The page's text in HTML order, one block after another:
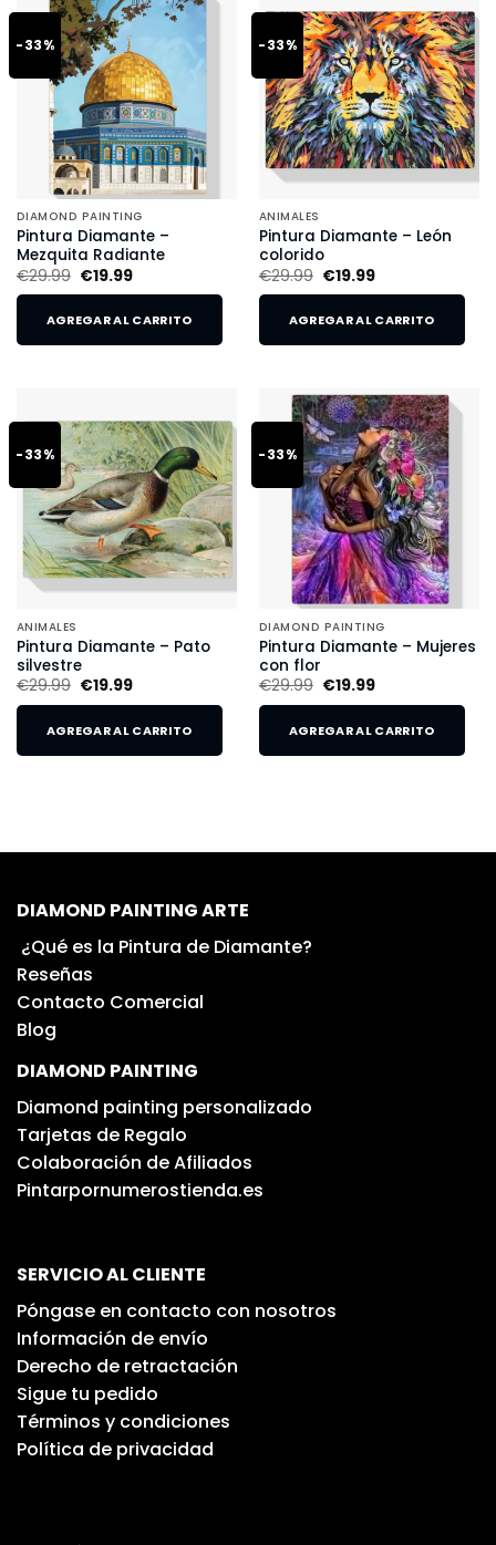
-33%
DIAMOND PAINTING
Pintura Diamante –
Mezquita Radiante
€29.99 €19.99
AGREGAR AL CARRITO
-33%
ANIMALES
Pintura Diamante – León
colorido
€29.99 €19.99
AGREGAR AL CARRITO
-33%
ANIMALES
Pintura Diamante – Pato
silvestre
€29.99 €19.99
AGREGAR AL CARRITO
-33%
DIAMOND PAINTING
Pintura Diamante – Mujeres
con flor
€29.99 €19.99
AGREGAR AL CARRITO
DIAMOND PAINTING ARTE
¿Qué es la Pintura de Diamante?
Reseñas
Contacto Comercial
Blog
DIAMOND PAINTING
Diamond painting personalizado
Tarjetas de Regalo
Colaboración de Afiliados
Pintarpornumerostienda.es
SERVICIO AL CLIENTE
Póngase en contacto con nosotros
Información de envío
Derecho de retractación
Sigue tu pedido
Términos y condiciones
Política de privacidad